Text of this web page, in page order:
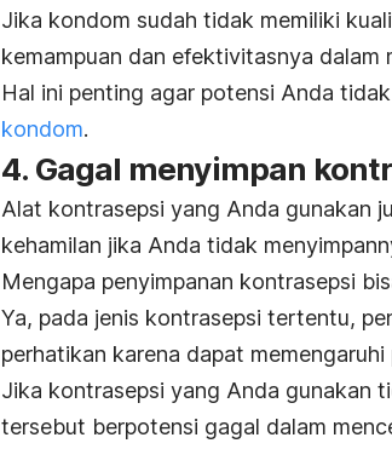
Jika kondom sudah tidak memiliki
kemampuan dan efektivitasnya dalam
Hal ini penting agar potensi Anda
kondom.
4. Gagal menyimpan
Alat kontrasepsi yang Anda gunakan
kehamilan jika Anda tidak
Mengapa penyimpanan kontrasepsi
Ya, pada jenis kontrasepsi tertentu,
perhatikan karena dapat
Jika kontrasepsi yang Anda gunakan
tersebut berpotensi gagal dalam